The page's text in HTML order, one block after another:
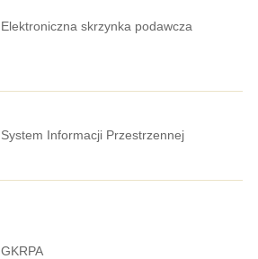
Elektroniczna skrzynka podawcza
System Informacji Przestrzennej
GKRPA